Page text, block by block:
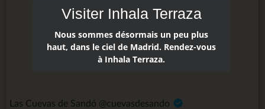
¡Feliz Navidad!
Plaza de Santo Domingo, 13 - Inhala Hotel Garden
Las Cuevas de Sandó @cuevasdesando
Visiter Inhala Terraza
Nous sommes désormais un peu plus
haut, dans le ciel de Madrid. Rendez-vous
à Inhala Terraza.